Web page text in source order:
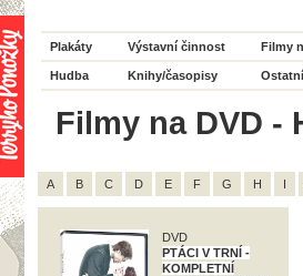
Plakáty Výstavní činnost Filmy
Hudba Knihy/časopisy
Filmy na DVD -
A B C D E F G H I
DVD
PTÁCI V TRNÍ -
KOMPLETNÍ